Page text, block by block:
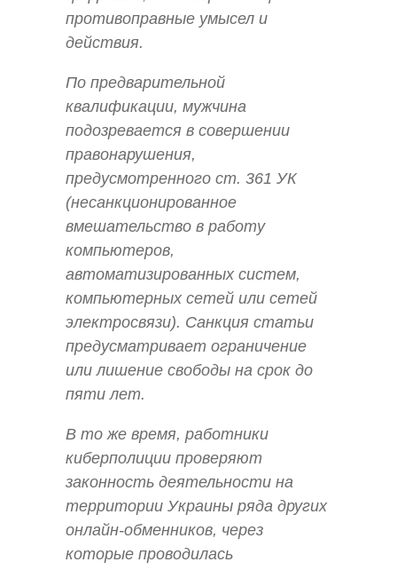
противоправные умысел и
действия.
По предварительной
квалификации, мужчина
подозревается в совершении
правонарушения,
предусмотренного ст. 361 УК
(несанкционированное
вмешательство в работу
компьютеров,
автоматизированных систем,
компьютерных сетей или сетей
электросвязи). Санкция статьи
предусматривает ограничение
или лишение свободы на срок до
пяти лет.
В то же время, работники
киберполиции проверяют
законность деятельности на
территории Украины ряда других
онлайн-обменников, через
которые проводилась